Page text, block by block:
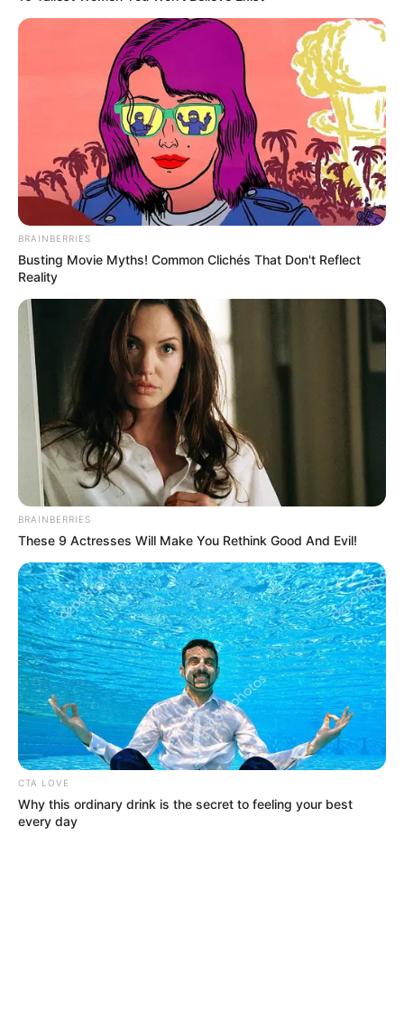
CORTES DE LUZ
LOCALIDAD DE ENGATIVÁ
REGIOTRAM DE OCCIDENTE
LOCALIDAD DE SUBA
BRAINBERRIES
Busting Movie Myths! Common Clichés That Don't Reflect
Reality
BRAINBERRIES
These 9 Actresses Will Make You Rethink Good And Evil!
CTA LOVE
Why this ordinary drink is the secret to feeling your best
every day